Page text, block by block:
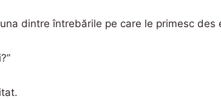
dintre întrebările pe care le primesc des